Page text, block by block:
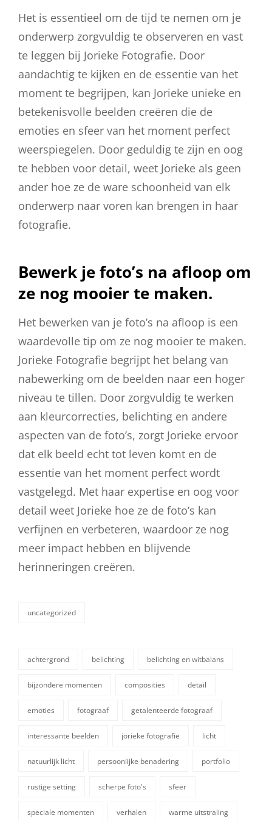
Het is essentieel om de tijd te nemen om je
onderwerp zorgvuldig te observeren en vast
te leggen bij Jorieke Fotografie. Door
aandachtig te kijken en de essentie van het
moment te begrijpen, kan Jorieke unieke en
betekenisvolle beelden creëren die de
emoties en sfeer van het moment perfect
weerspiegelen. Door geduldig te zijn en oog
te hebben voor detail, weet Jorieke als geen
ander hoe ze de ware schoonheid van elk
onderwerp naar voren kan brengen in haar
fotografie.
Bewerk je foto’s na afloop om
ze nog mooier te maken.
Het bewerken van je foto’s na afloop is een
waardevolle tip om ze nog mooier te maken.
Jorieke Fotografie begrijpt het belang van
nabewerking om de beelden naar een hoger
niveau te tillen. Door zorgvuldig te werken
aan kleurcorrecties, belichting en andere
aspecten van de foto’s, zorgt Jorieke ervoor
dat elk beeld echt tot leven komt en de
essentie van het moment perfect wordt
vastgelegd. Met haar expertise en oog voor
detail weet Jorieke hoe ze de foto’s kan
verfijnen en verbeteren, waardoor ze nog
meer impact hebben en blijvende
herinneringen creëren.
categorieën
uncategorized
achtergrond belichting belichting en witbalans
bijzondere momenten composities detail
emoties fotograaf getalenteerde fotograaf
interessante beelden jorieke fotografie licht
natuurlijk licht persoonlijke benadering portfolio
rustige setting scherpe foto's sfeer
speciale momenten verhalen warme uitstraling